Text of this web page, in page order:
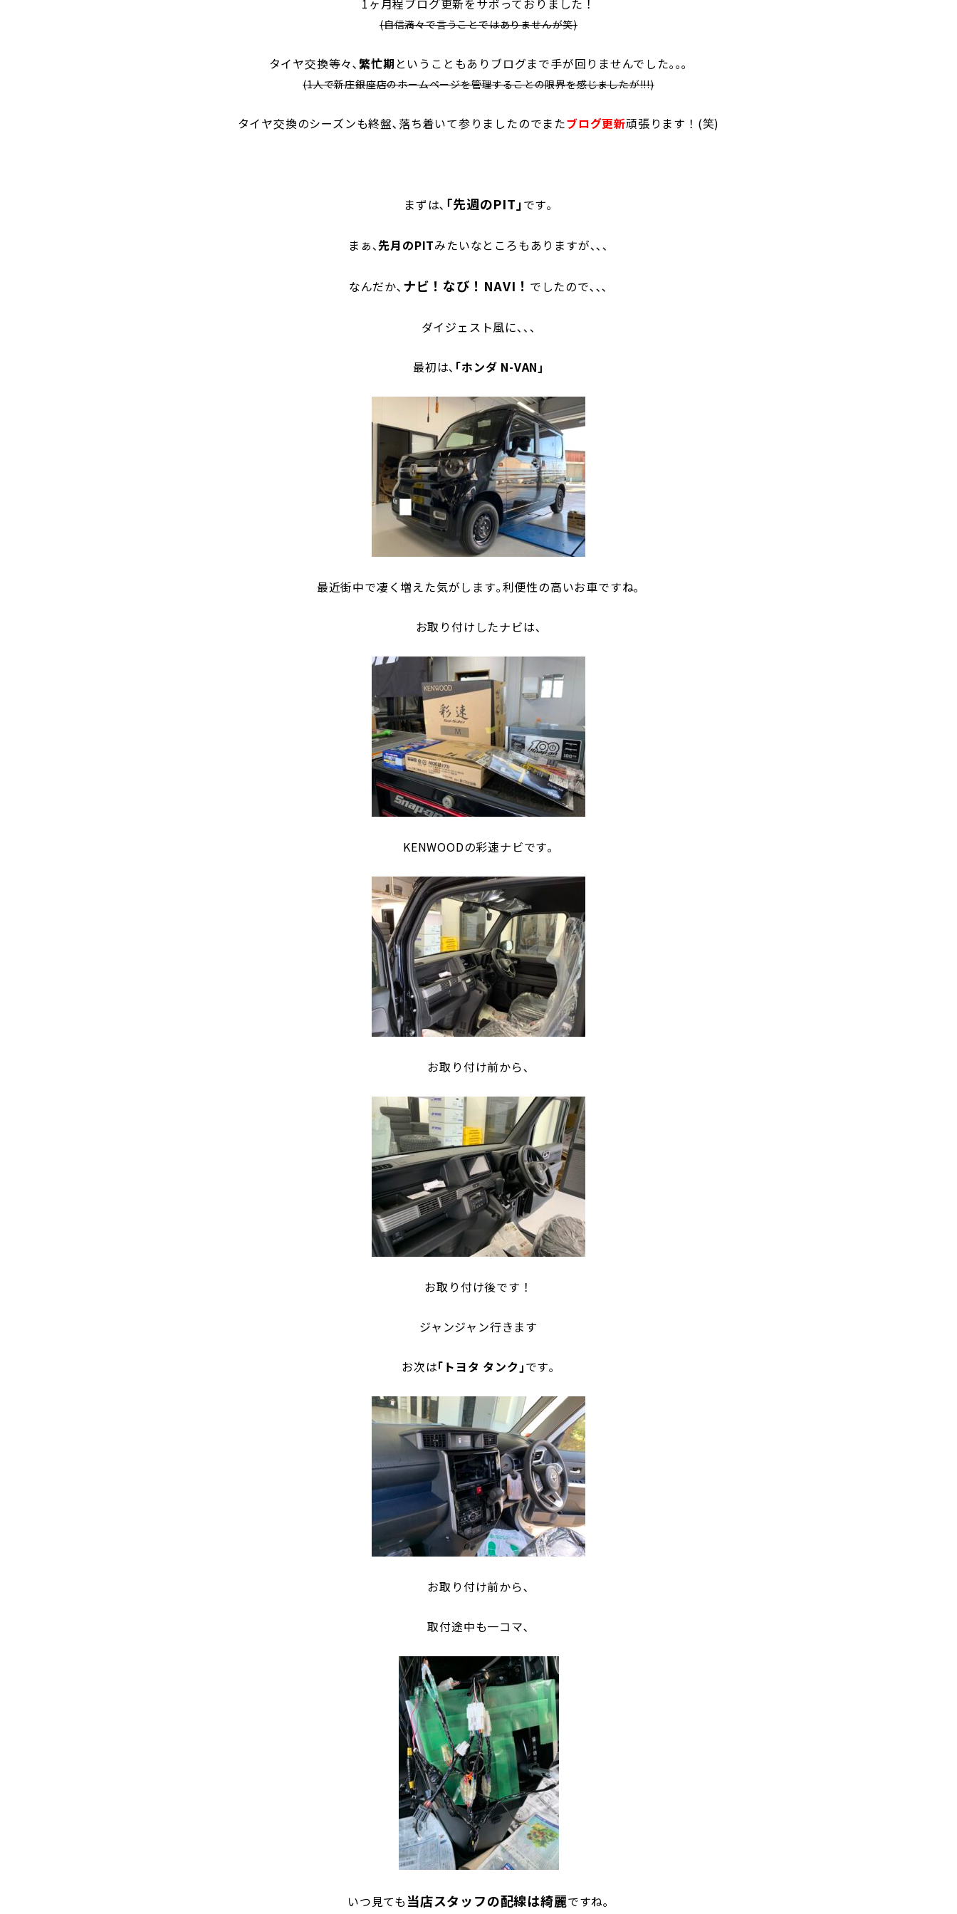
(自信満々で言うことではありませんが笑)
タイヤ交換等々､繁忙期 ということもありブログまで手が回りませんでした｡｡｡
(1人で新庄銀座店のホームページを管理することの限界を感じましたが!!!)
タイヤ交換のシーズンも終盤､落ち着いて参りましたのでまたブログ更新頑張ります！(笑)
まずは､ ｢先週のPIT｣です｡
まぁ､先月のPITみたいなところもありますが､､､
なんだか､ ナビ！なび！NAVI！ でしたので､､､
ダイジェスト風に､､､
最初は､ ｢ホンダ N-VAN｣
最近街中で凄く増えた気がします｡利便性の高いお車ですね｡
お取り付けしたナビは､
KENWOODの彩速ナビです｡
お取り付け前から､
お取り付け後です！
ジャンジャン行きます
お次は｢トヨタ タンク｣です｡
お取り付け前から､
取付途中も一コマ､
いつ見ても 当店スタッフの配線は綺麗ですね｡